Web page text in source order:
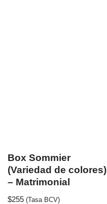
Box Sommier
(Variedad de colores)
– Matrimonial
$255 (Tasa BCV)